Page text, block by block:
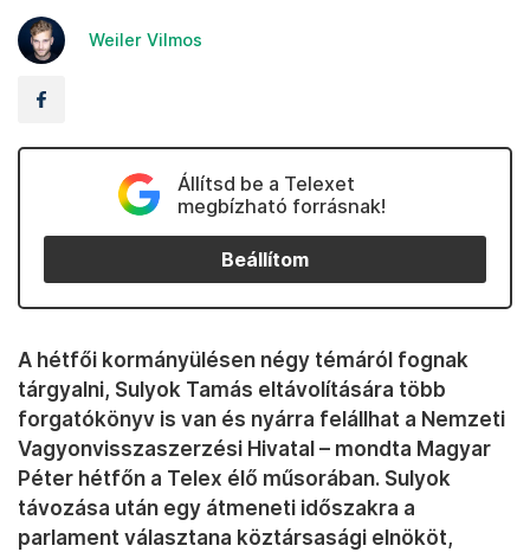
Weiler Vilmos
Állítsd be a Telexet
megbízható forrásnak!
Beállítom
A hétfői kormányülésen négy témáról fognak
tárgyalni, Sulyok Tamás eltávolítására több
forgatókönyv is van és nyárra felállhat a Nemzeti
Vagyonvisszaszerzési Hivatal – mondta Magyar
Péter hétfőn a Telex élő műsorában. Sulyok
távozása után egy átmeneti időszakra a
parlament választana köztársasági elnököt,